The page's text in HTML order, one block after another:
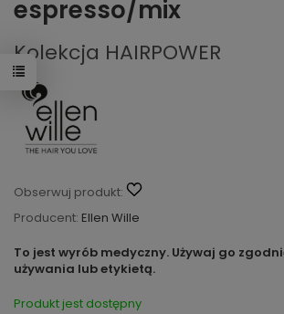
espresso/mix
Kolekcja HAIRPOWER
Obserwuj produkt:
Producent: Ellen Wille
To jest wyrób medyczny. Używaj go
używania lub etykietą.
Produkt jest dostępny